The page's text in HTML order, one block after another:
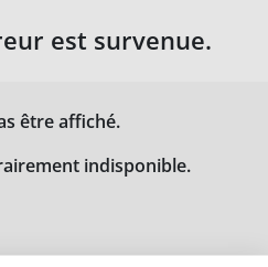
est survenue.
être affiché.
indisponible.